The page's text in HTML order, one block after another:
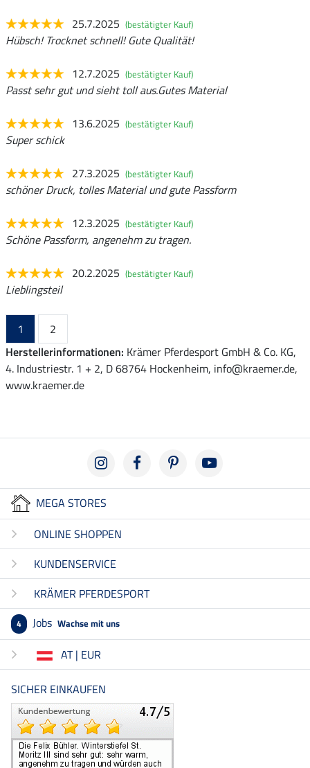
25.7.2025 (bestätigter Kauf)
Hübsch! Trocknet schnell! Gute Qualität!
12.7.2025 (bestätigter Kauf)
Passt sehr gut und sieht toll aus.Gutes Material
13.6.2025 (bestätigter Kauf)
Super schick
27.3.2025 (bestätigter Kauf)
schöner Druck, tolles Material und gute Passform
12.3.2025 (bestätigter Kauf)
Schöne Passform, angenehm zu tragen.
20.2.2025 (bestätigter Kauf)
Lieblingsteil
1
2
Herstellerinformationen: Krämer Pferdesport GmbH & Co. KG,
4. Industriestr. 1 + 2, D 68764 Hockenheim, info@kraemer.de,
www.kraemer.de
MEGA STORES
ONLINE SHOPPEN
KUNDENSERVICE
KRÄMER PFERDESPORT
4 Jobs Wachse mit uns
AT | EUR
SICHER EINKAUFEN